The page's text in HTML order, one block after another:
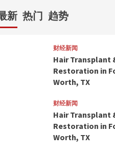
新 热门 趋势
财经新闻
Hair Transplant
Restoration in
Worth, TX
财经新闻
Hair Transplant
Restoration in
Worth, TX